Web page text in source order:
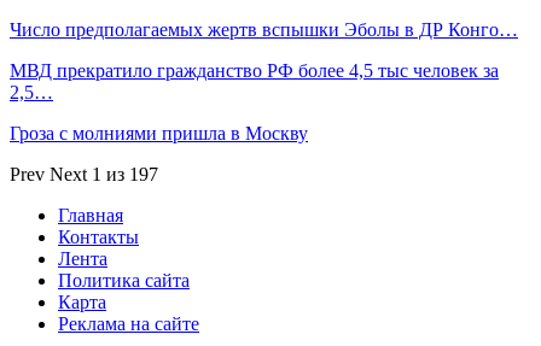
Число предполагаемых жертв вспышки Эболы в ДР Конго…
МВД прекратило гражданство РФ более 4,5 тыс человек за
2,5…
Гроза с молниями пришла в Москву
Prev Next 1 из 197
Главная
Контакты
Лента
Политика сайта
Карта
Реклама на сайте